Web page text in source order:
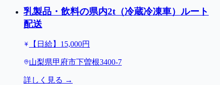
乳製品・飲料の県内2t（冷蔵冷凍車）ルート
配送
【日給】15,000円
山梨県甲府市下曽根3400-7
詳しく見る →